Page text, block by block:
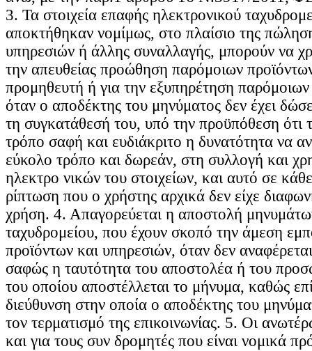
3. Τα στοιχεία επαφής ηλεκτρονικού
αποκτήθηκαν νομίμως, στο πλαίσιο της
υπηρεσιών ή άλλης συναλλαγής, μπορούν να
την απευθείας προώθηση παρόμοιων
προμηθευτή ή για την εξυπηρέτηση
όταν ο αποδέκτης του μηνύματος δεν έχει
τη συγκατάθεσή του, υπό την προϋπόθεση ότι
τρόπο σαφή και ευδιάκριτο η δυνατότητα να
εύκολο τρόπο και δωρεάν, στη συλλογή και
ηλεκτρο νικών του στοιχείων, και αυτό σε
ρίπτωση που ο χρήστης αρχικά δεν είχε
χρήση. 4. Απαγορεύεται η αποστολή
ταχυδρομείου, που έχουν σκοπό την άμεση
προϊόντων και υπηρεσιών, όταν δεν
σαφώς η ταυτότητα του αποστολέα ή του
του οποίου αποστέλλεται το μήνυμα, καθώς
διεύθυνση στην οποία ο αποδέκτης του
τον τερματισμό της επικοινωνίας. 5. Οι
και για τους συν δρομητές που είναι νομικά